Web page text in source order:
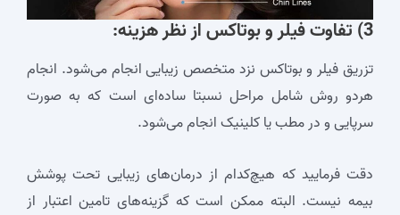
3) تفاوت فیلر و بوتاکس از نظر هزینه:
تزریق فیلر و بوتاکس نزد متخصص زیبایی انجام می‌شود. انجام
هردو روش شامل مراحل نسبتا ساده‌ای است که به صورت
سرپایی و در مطب یا کلینیک انجام می‌شود.
دقت فرمایید که هیچ‌کدام از درمان‌های زیبایی تحت پوشش
بیمه نیست. البته ممکن است که گزینه‌های تامین اعتبار از